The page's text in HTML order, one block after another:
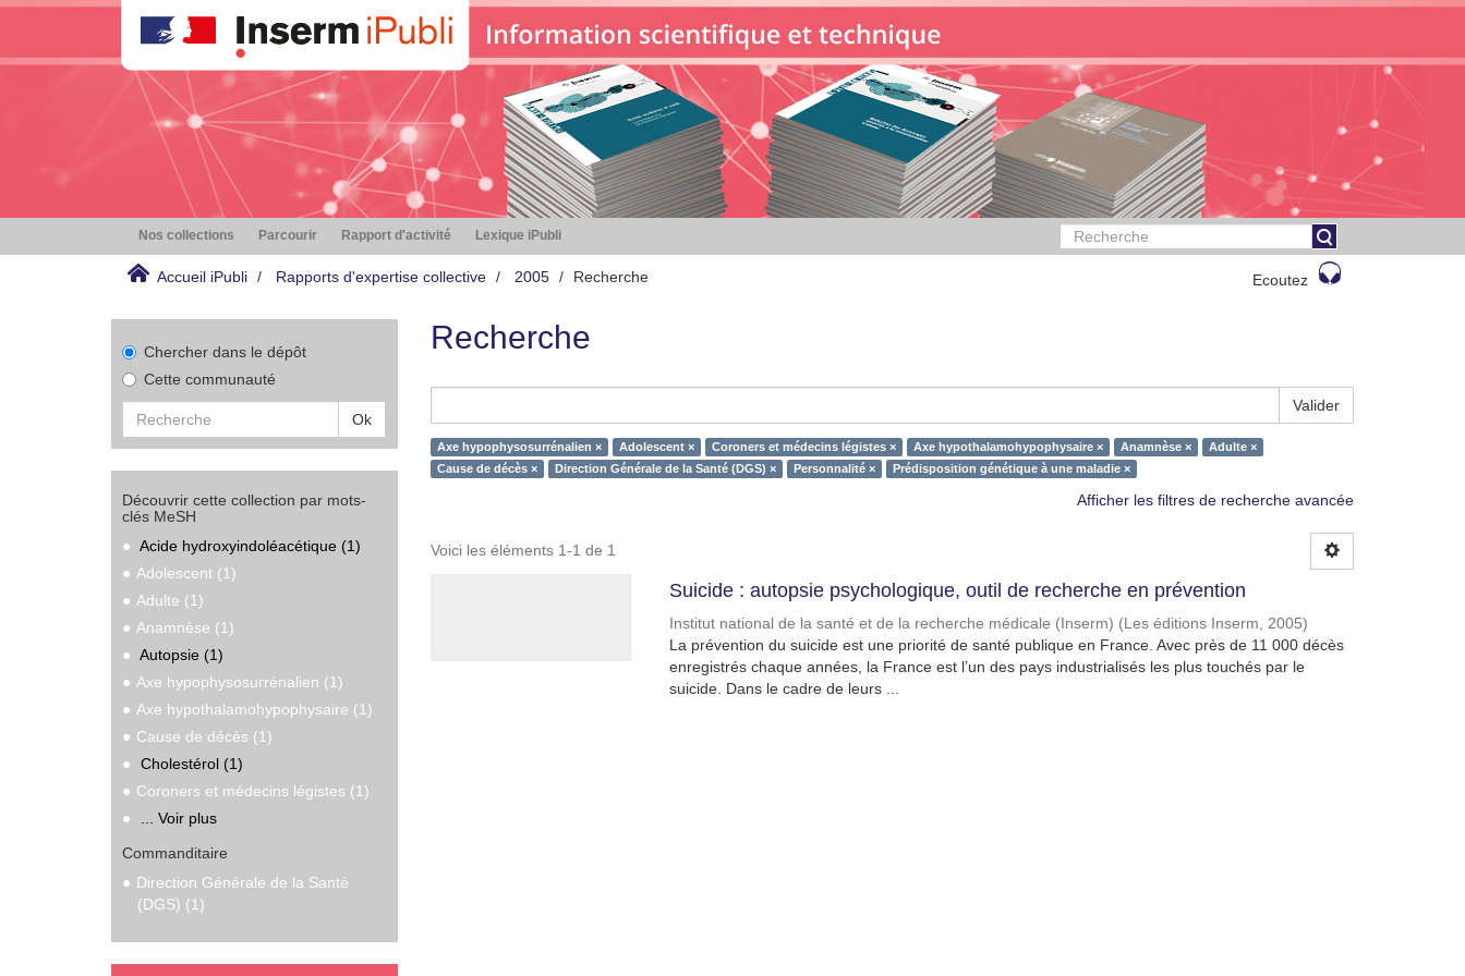
Nos collections Parcourir Rapport d'activité Lexique iPubli
Accueil iPubli Rapports d'expertise collective 2005 Recherche Ecoutez
Chercher dans le dépôt
Cette communauté
Ok
Découvrir cette collection par mots-
clés MeSH
Acide hydroxyindoléacétique (1)
Adolescent (1)
Adulte (1)
Anamnèse (1)
Autopsie (1)
Axe hypophysosurrénalien (1)
Axe hypothalamohypophysaire (1)
Cause de décès (1)
Cholestérol (1)
Coroners et médecins légistes (1)
... Voir plus
Commanditaire
Direction Générale de la Santé
(DGS) (1)
Recherche
Valider
Axe hypophysosurrénalien × Adolescent × Coroners et médecins légistes × Axe hypothalamohypophysaire × Anamnèse ×
Adulte ×
Cause de décès ×
Direction Générale de la Santé (DGS) × Personnalité × Prédisposition génétique à une maladie ×
Afficher les filtres de recherche avancée
Voici les éléments 1-1 de 1
Suicide : autopsie psychologique, outil de recherche en prévention
Institut national de la santé et de la recherche médicale (Inserm) (Les éditions Inserm, 2005)
La prévention du suicide est une priorité de santé publique en France. Avec près de 11 000 décès
enregistrés chaque années, la France est l’un des pays industrialisés les plus touchés par le
suicide. Dans le cadre de leurs ...